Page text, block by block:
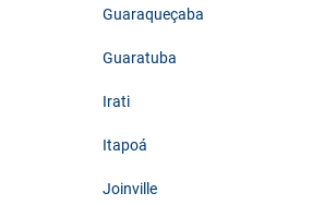
Guaraqueçaba
Guaratuba
Irati
Itapoá
Joinville